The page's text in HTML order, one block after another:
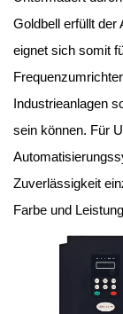
Goldbell erfüllt der
eignet sich somit
Industrieanlagen
sein können. Für
Zuverlässigkeit
Farbe und